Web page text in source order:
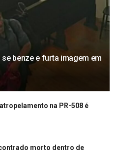
benze e furta imagem em
na PR-508 é
morto dentro de